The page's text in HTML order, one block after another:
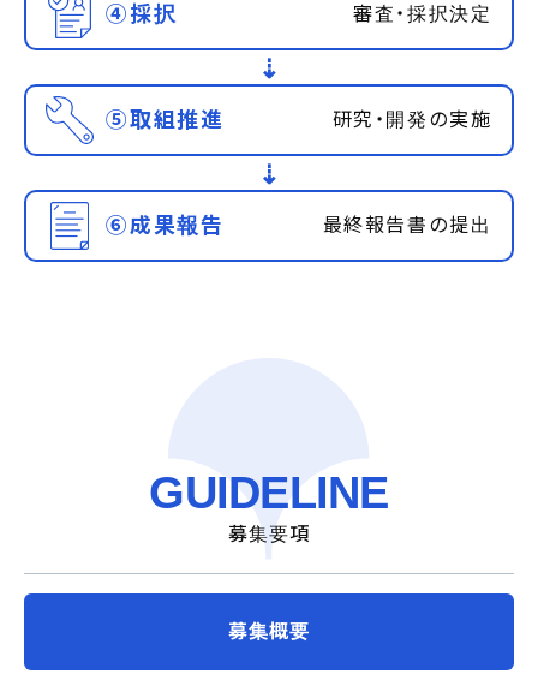
④採択 審査・採択決定
⇢
⑤取組推進 研究・開発の実施
⇢
⑥成果報告 最終報告書の提出
GUIDELINE
募集要項
募集概要